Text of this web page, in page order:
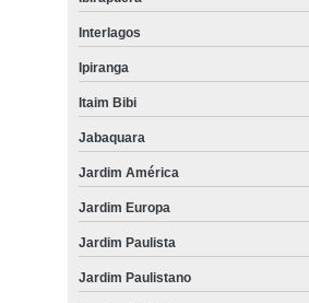
Interlagos
Ipiranga
Itaim Bibi
Jabaquara
Jardim América
Jardim Europa
Jardim Paulista
Jardim Paulistano